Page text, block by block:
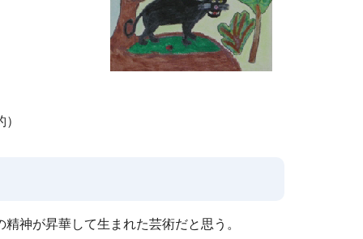
神が昇華して生まれた芸術だと思う。